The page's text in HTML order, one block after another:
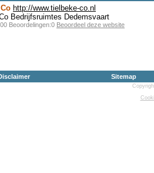
http://www.tielbeke-co.nl
Bedrijfsruimtes Dedemsvaart
Beoordelingen:0 Beoordeel deze website
Sitemap